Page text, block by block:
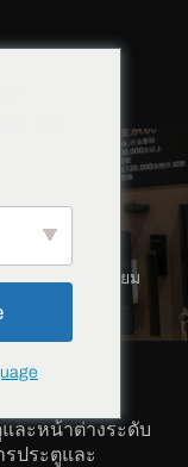
ถาปนิก และนัก
แวร์ระดับพรีเมียม
กัน.
ละหน้าต่างระดับ
ประตูและ